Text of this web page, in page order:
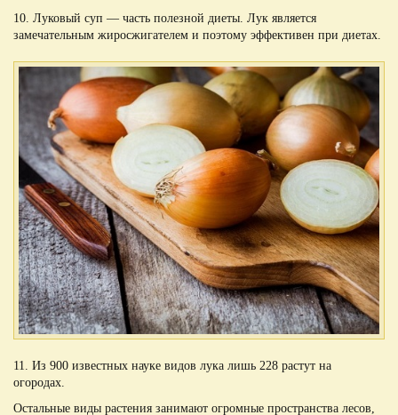
10. Луковый суп — часть полезной диеты. Лук является
замечательным жиросжигателем и поэтому эффективен при диетах.
11. Из 900 известных науке видов лука лишь 228 растут на
огородах.
Остальные виды растения занимают огромные пространства лесов,